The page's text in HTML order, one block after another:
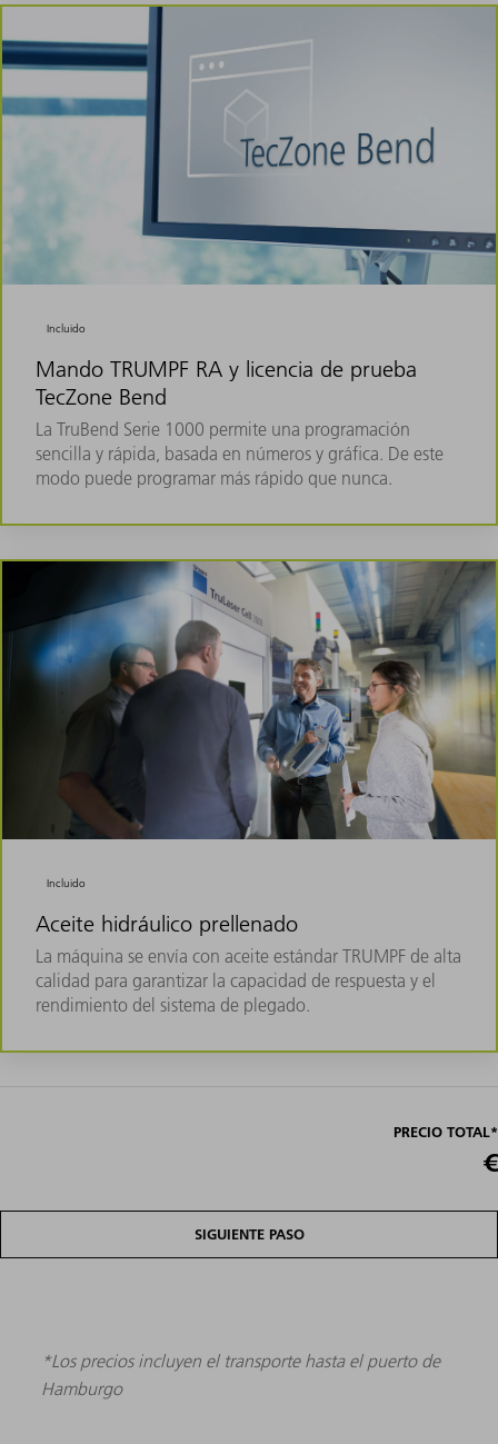
Incluido
Mando TRUMPF RA y licencia de prueba
TecZone Bend
La TruBend Serie 1000 permite una programación
sencilla y rápida, basada en números y gráfica. De este
modo puede programar más rápido que nunca.
Incluido
Aceite hidráulico prellenado
La máquina se envía con aceite estándar TRUMPF de alta
calidad para garantizar la capacidad de respuesta y el
rendimiento del sistema de plegado.
PRECIO TOTAL*
€
SIGUIENTE PASO
*Los precios incluyen el transporte hasta el puerto de
Hamburgo